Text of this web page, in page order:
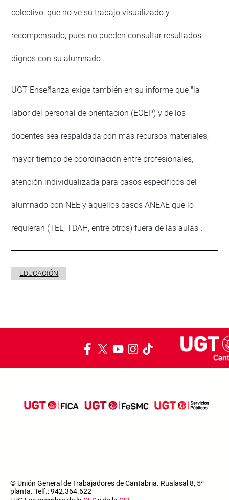
colectivo, que no ve su trabajo visualizado y
recompensado, pues no pueden consultar resultados
dignos con su alumnado".
UGT Enseñanza exige también en su informe que "la
labor del personal de orientación (EOEP) y de los
docentes sea respaldada con más recursos materiales,
mayor tiempo de coordinación entre profesionales,
atención individualizada para casos específicos del
alumnado con NEE y aquellos casos ANEAE que lo
requieran (TEL, TDAH, entre otros) fuera de las aulas".
EDUCACIÓN
© Unión General de Trabajadores de Cantabria. Rualasal 8, 5ª
planta. Telf.: 942.364.622